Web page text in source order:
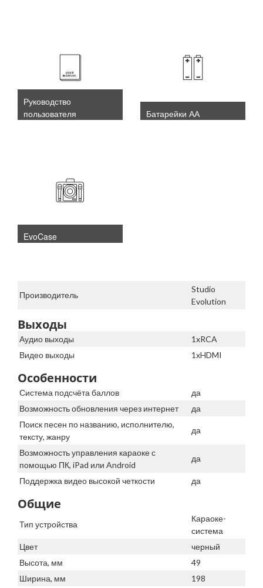
Руководство
пользователя
Батарейки АА
EvoCase
Производитель
Studio
Evolution
Выходы
Аудио выходы
1xRCA
Видео выходы
1xHDMI
Особенности
Система подсчёта баллов
да
Возможность обновления через интернет
да
Поиск песен по названию, исполнителю,
тексту, жанру
да
Возможность управления караоке с
помощью ПК, iPad или Android
да
Поддержка видео высокой четкости да
Общие
Тип устройства
Караоке-
система
Цвет
черный
Высота, мм
49
Ширина, мм
198